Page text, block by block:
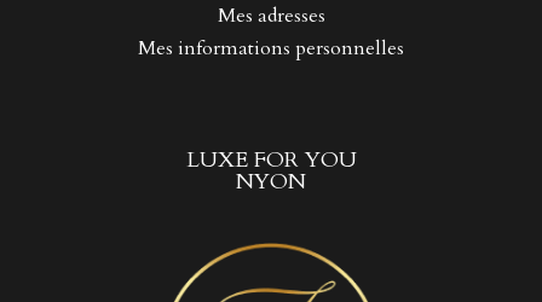
Mes adresses
Mes informations personnelles
LUXE FOR YOU
NYON